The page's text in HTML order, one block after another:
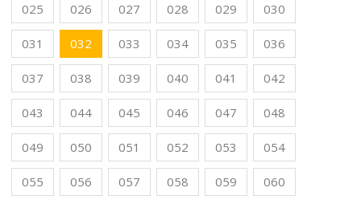
025 026 027 028 029 030
031 032 033 034 035 036
037 038 039 040 041 042
043 044 045 046 047 048
049 050 051 052 053 054
055 056 057 058 059 060